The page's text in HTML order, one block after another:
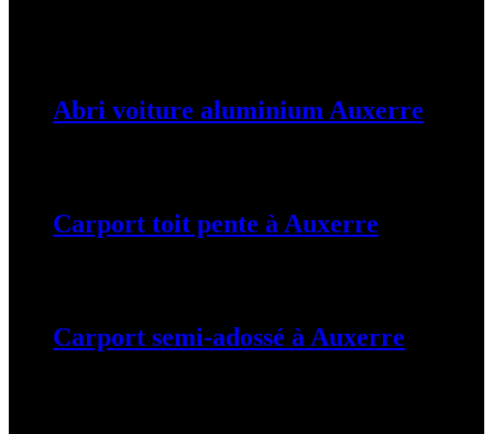
Abri voiture aluminium Auxerre
Carport toit pente à Auxerre
Carport semi-adossé à Auxerre